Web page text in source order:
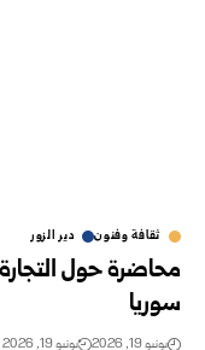
ثقافة وفنون دير الزور
محاضرة حول التجارة
سوريا
يونيو 19, 2026 يونيو 19, 2026